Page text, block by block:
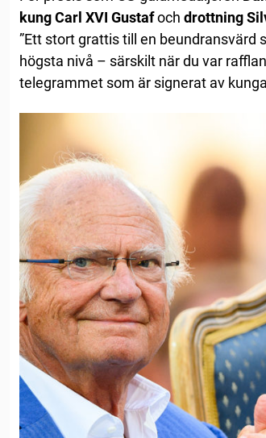
kung Carl XVI Gustafoch drottning
”Ett stort grattis till en beundransvärd
högsta nivå – särskilt när du var
telegrammet som är signerat av